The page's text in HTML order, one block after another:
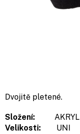
Dvojitě pletené.
Složení:
AKRYL
Velikosti:
UNI